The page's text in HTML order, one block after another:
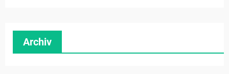
Archiv